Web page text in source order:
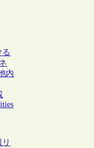
る
内